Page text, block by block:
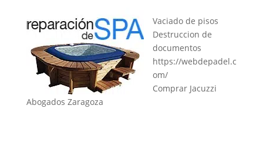
Vaciado de pisos
Destruccion de
documentos
https://webdepadel.c
om/
Comprar Jacuzzi
Abogados Zaragoza